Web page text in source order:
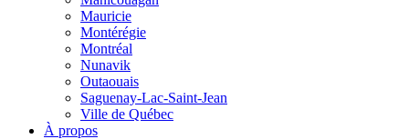
Mauricie
Montérégie
Montréal
Nunavik
Outaouais
Saguenay-Lac-Saint-Jean
Ville de Québec
À propos